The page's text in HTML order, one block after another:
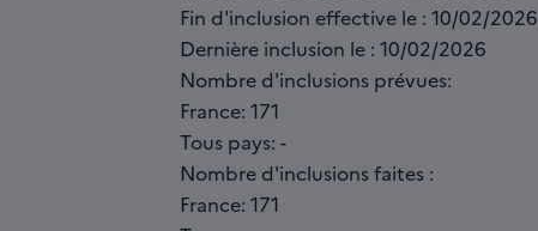
Fin d'inclusion effective le : 10/02/2026
Dernière inclusion le : 10/02/2026
Nombre d'inclusions prévues:
France: 171
Tous pays: -
Nombre d'inclusions faites :
France: 171